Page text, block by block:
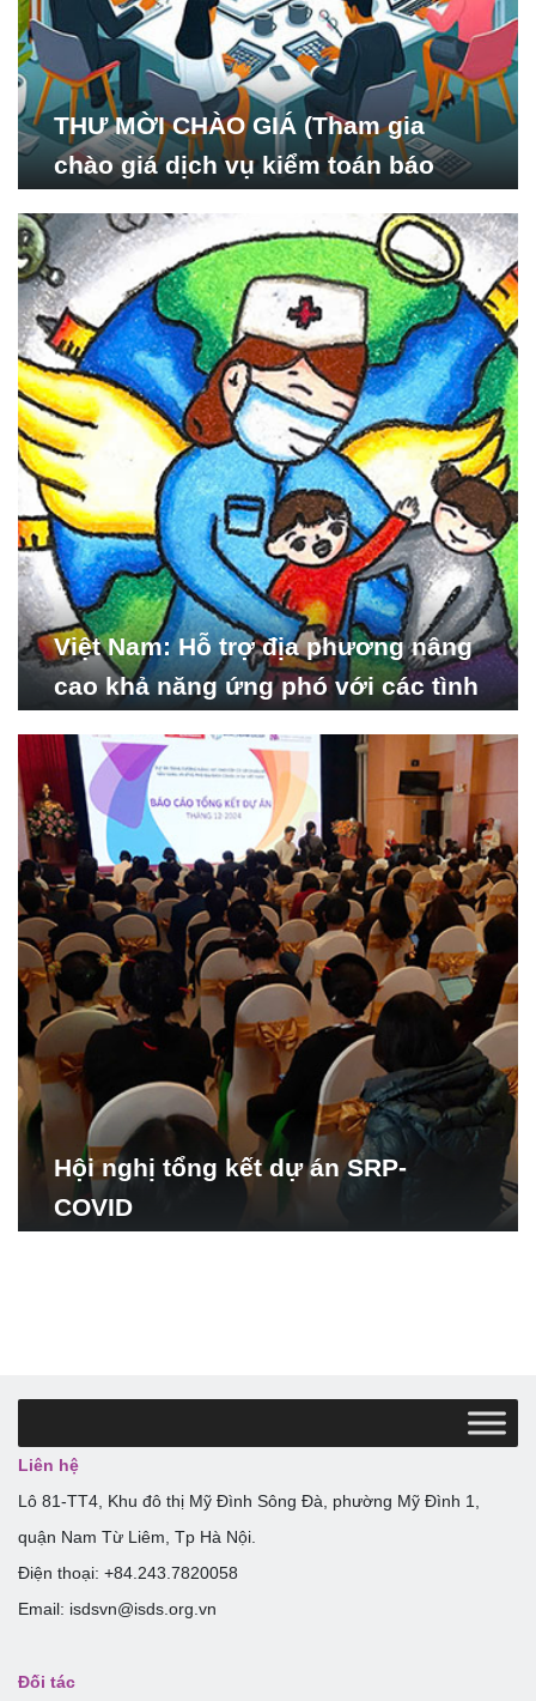
THƯ MỜI CHÀO GIÁ (Tham gia
chào giá dịch vụ kiểm toán báo
Nghiên cứu Phát triển Xã
hội_ISDS)
Việt Nam: Hỗ trợ địa phương nâng
cao khả năng ứng phó với các tình
Hội nghị tổng kết dự án SRP-
COVID
Liên hệ
Lô 81-TT4, Khu đô thị Mỹ Đình Sông Đà, phường Mỹ Đình 1,
quận Nam Từ Liêm, Tp Hà Nội.
Điện thoại: +84.243.7820058
Email: isdsvn@isds.org.vn
Đối tác